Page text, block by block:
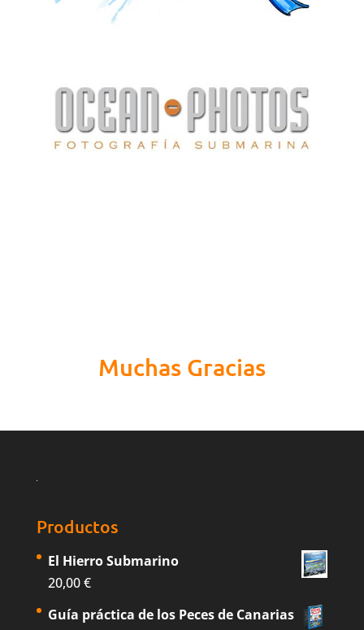
Muchas Gracias
Productos
El Hierro Submarino
20,00€
Guía práctica de los Peces de Canarias